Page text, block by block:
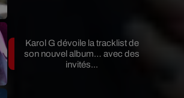
Karol G dévoile la tracklist de
son nouvel album… avec des
invités...